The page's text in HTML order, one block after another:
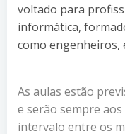
voltado para
informática,
como engenheiros,
As aulas estão
e serão sempre aos
intervalo entre os